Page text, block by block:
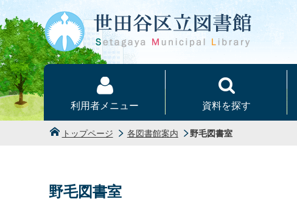
本文へ
利用者メニュー 資料を探す
トップページ 各図書館案内 野毛図書室
野毛図書室